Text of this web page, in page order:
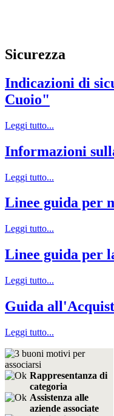
Sicurezza
Indicazioni di
Cuoio"
Leggi tutto...
Informazioni
Leggi tutto...
Linee guida per
Leggi tutto...
Linee guida per
Leggi tutto...
Guida
Leggi tutto...
Rappresentanza di
categoria
Assistenza alle
aziende associate